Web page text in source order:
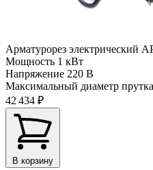
Арматурорез электрический
Мощность 1 кВт
Напряжение 220 В
Максимальный диаметр прутка
42 434 ₽
В корзину